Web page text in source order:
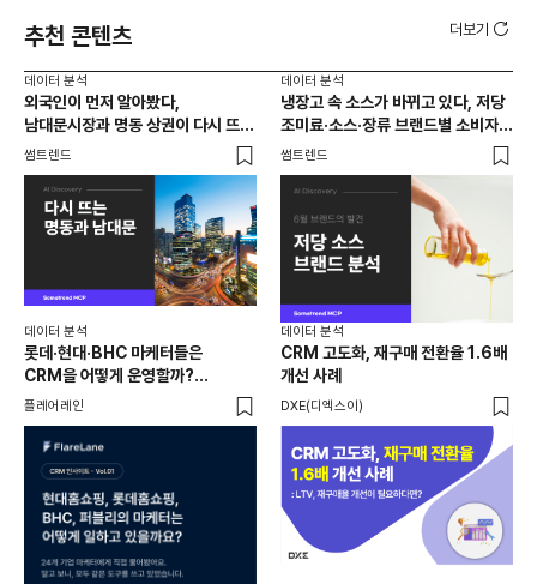
추천 콘텐츠 더보기
데이터 분석
외국인이 먼저 알아봤다,
남대문시장과 명동 상권이 다시 뜨는
이유는 뭘까
썸트렌드
데이터 분석
냉장고 속 소스가 바뀌고 있다, 저당
조미료·소스·장류 브랜드별 소비자
반응 분석
썸트렌드
데이터 분석
롯데·현대·BHC 마케터들은
CRM을 어떻게 운영할까?
24개사가 직접 답한 마케팅 자동화
플레어레인
데이터 분석
CRM 고도화, 재구매 전환율 1.6배
개선 사례
DXE(디엑스이)